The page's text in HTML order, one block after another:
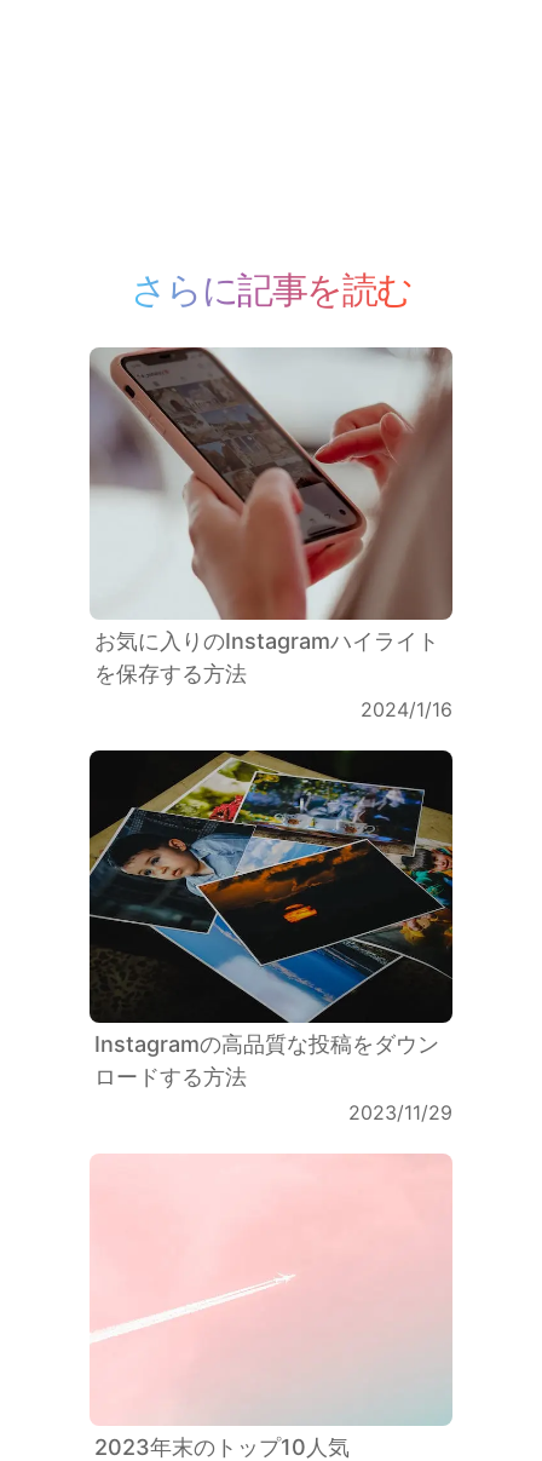
さらに記事を読む
お気に入りのInstagramハイライト
を保存する方法
2024/1/16
Instagramの高品質な投稿をダウン
ロードする方法
2023/11/29
2023年末のトップ10人気